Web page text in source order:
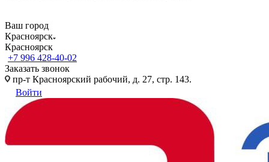
Ваш город
Красноярск
Красноярск
+7 996 428-40-02
Заказать звонок
пр-т Красноярский рабочий, д. 27, стр. 143.
Войти